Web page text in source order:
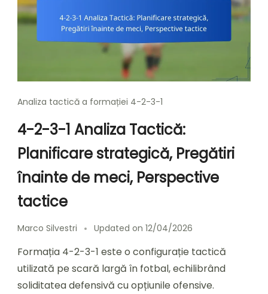
Analiza tactică a formației 4-2-3-1
4-2-3-1 Analiza Tactică:
Planificare strategică, Pregătiri
înainte de meci, Perspective
tactice
Marco Silvestri Updated on 12/04/2026
Formația 4-2-3-1 este o configurație tactică
utilizată pe scară largă în fotbal, echilibrând
soliditatea defensivă cu opțiunile ofensive.